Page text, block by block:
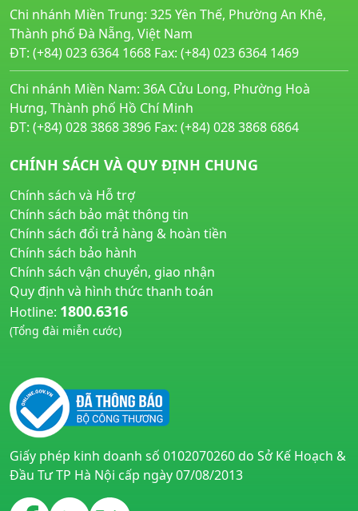
Chi nhánh Miền Trung: 325 Yên Thế, Phường An Khê,
Thành phố Đà Nẵng, Việt Nam
ĐT: (+84) 023 6364 1668 Fax: (+84) 023 6364 1469
Chi nhánh Miền Nam: 36A Cửu Long, Phường Hoà
Hưng, Thành phố Hồ Chí Minh
ĐT: (+84) 028 3868 3896 Fax: (+84) 028 3868 6864
CHÍNH SÁCH VÀ QUY ĐỊNH CHUNG
Chính sách và Hỗ trợ
Chính sách bảo mật thông tin
Chính sách đổi trả hàng & hoàn tiền
Chính sách bảo hành
Chính sách vận chuyển, giao nhận
Quy định và hình thức thanh toán
Hotline: 1800.6316
(Tổng đài miễn cước)
Giấy phép kinh doanh số 0102070260 do Sở Kế Hoạch &
Đầu Tư TP Hà Nội cấp ngày 07/08/2013